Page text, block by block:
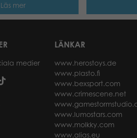
Läs mer
medier
LÄNKAR
www.herostoys.de
www.plasto.fi
www.bexsport.com
www.crimescene.net
www.lumostars.com
www.molkky.com
www.alias.eu